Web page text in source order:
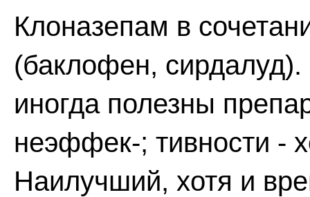
Клоназепам в
(баклофен,
иногда полезны
неэффек-; тивности -
Наилучший, хотя и